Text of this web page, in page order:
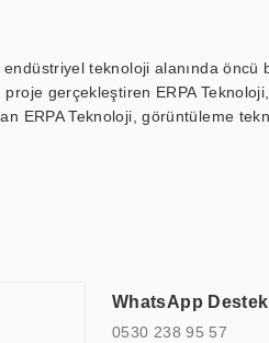
teknoloji alanında
gerçekleştiren ERPA
ERPA Teknoloji, görüntüleme
standartlarda kalite belgelerine
özel çözümleri ile iş
WhatsApp Destek
0530 238 95 57